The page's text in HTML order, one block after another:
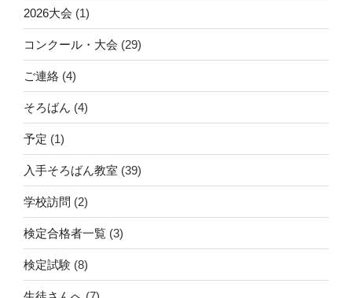
2026大会 (1)
コンクール・大会 (29)
ご連絡 (4)
そろばん (4)
予定 (1)
入手そろばん教室 (39)
学校訪問 (2)
検定合格者一覧 (3)
検定試験 (8)